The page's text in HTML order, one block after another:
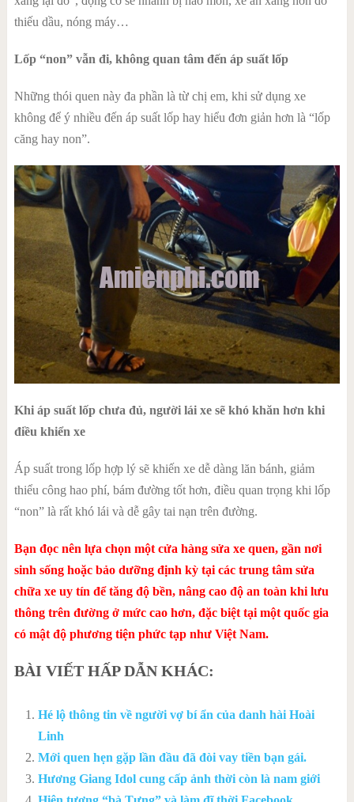
thiếu dầu, nóng máy…
Lốp “non” vẫn đi, không quan tâm đến áp suất lốp
Những thói quen này đa phần là từ chị em, khi sử dụng xe
không để ý nhiều đến áp suất lốp hay hiểu đơn giản hơn là “lốp
căng hay non”.
Khi áp suất lốp chưa đủ, người lái xe sẽ khó khăn hơn khi
điều khiển xe
Áp suất trong lốp hợp lý sẽ khiến xe dễ dàng lăn bánh, giảm
thiểu công hao phí, bám đường tốt hơn, điều quan trọng khi lốp
“non” là rất khó lái và dễ gây tai nạn trên đường.
Bạn đọc nên lựa chọn một cửa hàng sửa xe quen, gần nơi
sinh sống hoặc bảo dưỡng định kỳ tại các trung tâm sửa
chữa xe uy tín để tăng độ bền, nâng cao độ an toàn khi lưu
thông trên đường ở mức cao hơn, đặc biệt tại một quốc gia
có mật độ phương tiện phức tạp như Việt Nam.
BÀI VIẾT HẤP DẪN KHÁC:
Hé lộ thông tin về người vợ bí ẩn của danh hài Hoài
Linh
Mới quen hẹn gặp lần đầu đã đòi vay tiền bạn gái.
Hương Giang Idol cung cấp ảnh thời còn là nam giới